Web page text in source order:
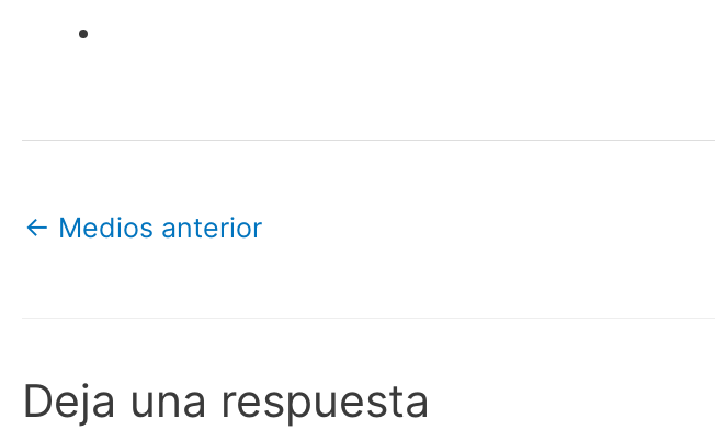
← Medios anterior
Deja una respuesta